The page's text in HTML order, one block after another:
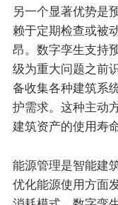
另一个显著优势是
赖于定期检查或被
昂。数字孪生支持
级为重大问题之前
备收集各种建筑系
护需求。这种主动
建筑资产的使用寿命
能源管理是智能建
优化能源使用方面